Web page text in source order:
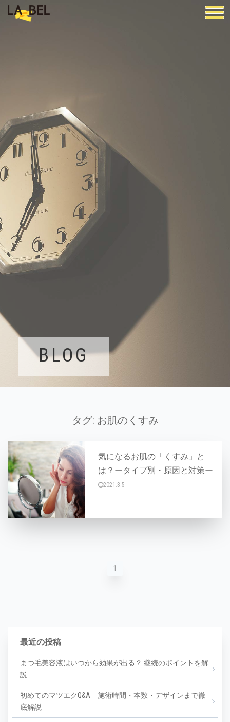
BLOG
タグ: お肌のくすみ
気になるお肌の「くすみ」と
は？ータイプ別・原因と対策ー
2021.3.5
1
最近の投稿
まつ毛美容液はいつから効果が出る？ 継続のポイントを解
説
初めてのマツエクQ&A 施術時間・本数・デザインまで徹
底解説